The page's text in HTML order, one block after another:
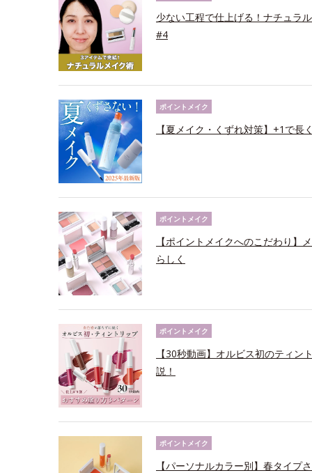
少ない工程で仕上げる！ナチュラ
#4
ポイントメイク
【夏メイク・くずれ対策】+1で長
ポイントメイク
【ポイントメイクへのこだわり】
らしく
ポイントメイク
【30秒動画】オルビス初のティ
説！
ポイントメイク
【パーソナルカラー別】春タイプ